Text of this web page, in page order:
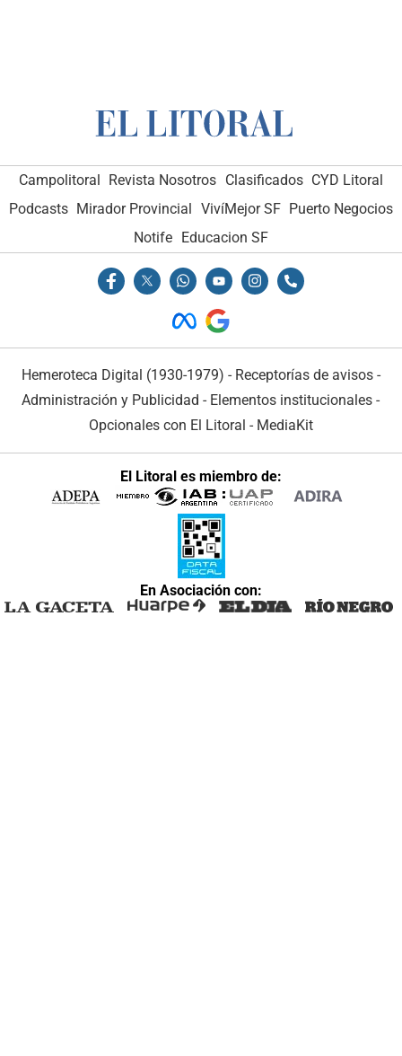
Campolitoral Revista Nosotros Clasificados CYD Litoral
Podcasts Mirador Provincial VivíMejor SF Puerto Negocios
Notife Educacion SF
Hemeroteca Digital (1930-1979) - Receptorías de avisos -
Administración y Publicidad - Elementos institucionales -
Opcionales con El Litoral - MediaKit
El Litoral es miembro de:
En Asociación con: